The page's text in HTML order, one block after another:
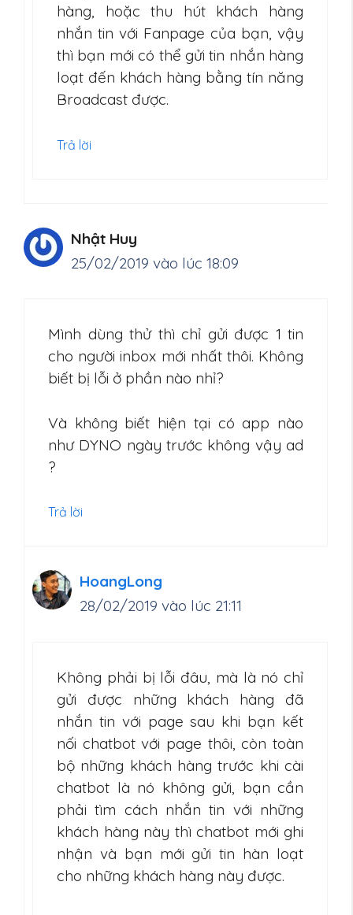
hàng, hoặc thu hút khách hàng
nhắn tin với Fanpage của bạn, vậy
thì bạn mới có thể gửi tin nhắn hàng
loạt đến khách hàng bằng tín năng
Broadcast được.
Trả lời
Nhật Huy
25/02/2019 vào lúc 18:09
Mình dùng thử thì chỉ gửi được 1 tin
cho người inbox mới nhất thôi. Không
biết bị lỗi ở phần nào nhỉ?
Và không biết hiện tại có app nào
như DYNO ngày trước không vậy ad
?
Trả lời
HoangLong
28/02/2019 vào lúc 21:11
Không phải bị lỗi đâu, mà là nó chỉ
gửi được những khách hàng đã
nhắn tin với page sau khi bạn kết
nối chatbot với page thôi, còn toàn
bộ những khách hàng trước khi cài
chatbot là nó không gửi, bạn cần
phải tìm cách nhắn tin với những
khách hàng này thì chatbot mới ghi
nhận và bạn mới gửi tin hàn loạt
cho những khách hàng này được.